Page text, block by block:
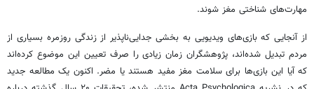
مهارت‌های شناختی مغز شوند.
از آنجایی که بازی‌های ویدیویی به بخشی جدایی‌ناپذیر از زندگی روزمره بسیاری از
مردم تبدیل شده‌اند، پژوهشگران زمان زیادی را صرف تعیین این موضوع کرده‌اند
که آیا این بازی‌ها برای سلامت مغز مفید هستند یا مضر. اکنون یک مطالعه جدید